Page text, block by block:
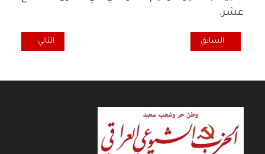
عشر.
المقال السابق: قطار بغداد بين حلم البغداديين و وعود المتنفذين
السابق المقال التالي:
التالي